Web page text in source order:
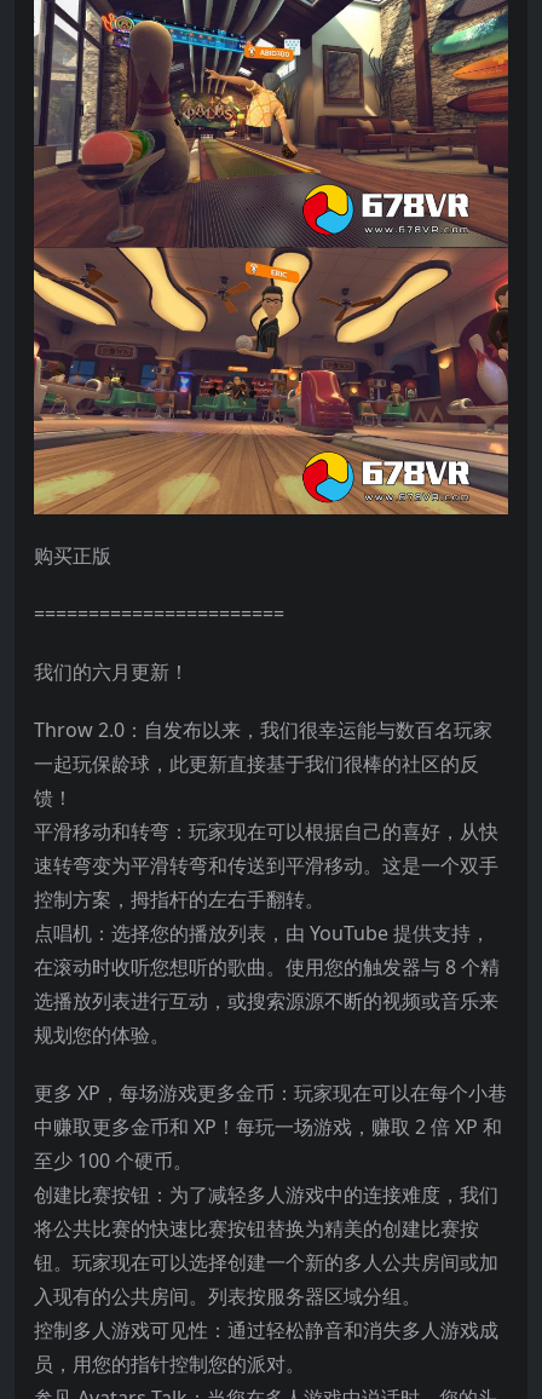
购买正版
=======================
我们的六月更新！
Throw 2.0：自发布以来，我们很幸运能与数百名玩家
一起玩保龄球，此更新直接基于我们很棒的社区的反
馈！
平滑移动和转弯：玩家现在可以根据自己的喜好，从快
速转弯变为平滑转弯和传送到平滑移动。这是一个双手
控制方案，拇指杆的左右手翻转。
点唱机：选择您的播放列表，由 YouTube 提供支持，
在滚动时收听您想听的歌曲。使用您的触发器与 8 个精
选播放列表进行互动，或搜索源源不断的视频或音乐来
规划您的体验。
更多 XP，每场游戏更多金币：玩家现在可以在每个小巷
中赚取更多金币和 XP！每玩一场游戏，赚取 2 倍 XP 和
至少 100 个硬币。
创建比赛按钮：为了减轻多人游戏中的连接难度，我们
将公共比赛的快速比赛按钮替换为精美的创建比赛按
钮。玩家现在可以选择创建一个新的多人公共房间或加
入现有的公共房间。列表按服务器区域分组。
控制多人游戏可见性：通过轻松静音和消失多人游戏成
员，用您的指针控制您的派对。